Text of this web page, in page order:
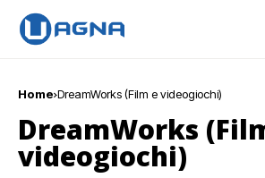
Home DreamWorks (Film e videogiochi)
DreamWorks
videogiochi)